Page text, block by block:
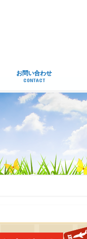
お問い合わせ
CONTACT